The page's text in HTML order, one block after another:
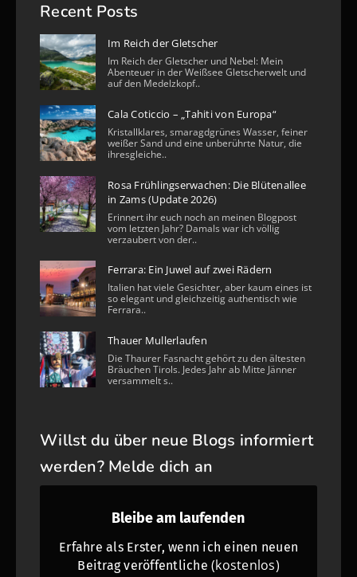
Recent Posts
Im Reich der Gletscher
Im Reich der Gletscher und Nebel: Mein
Abenteuer in der Weißsee Gletscherwelt und
auf den Medelzkopf..
Cala Coticcio – „Tahiti von Europa“
Kristallklares, smaragdgrünes Wasser, feiner
weißer Sand und eine unberührte Natur, die
ihresgleiche..
Rosa Frühlingserwachen: Die Blütenallee
in Zams (Update 2026)
Erinnert ihr euch noch an meinen Blogpost
vom letzten Jahr? Damals war ich völlig
verzaubert von der..
Ferrara: Ein Juwel auf zwei Rädern
Italien hat viele Gesichter, aber kaum eines ist
so elegant und gleichzeitig authentisch wie
Ferrara..
Thauer Mullerlaufen
Die Thaurer Fasnacht gehört zu den ältesten
Bräuchen Tirols. Jedes Jahr ab Mitte Jänner
versammelt s..
Willst du über neue Blogs informiert
werden? Melde dich an
Bleibe am laufenden
Erfahre als Erster, wenn ich einen neuen
Beitrag veröffentliche (kostenlos)